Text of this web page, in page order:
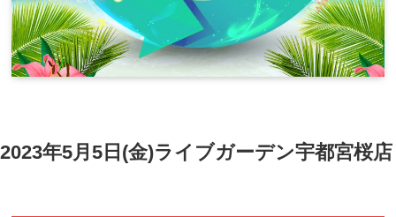
2023年5月5日(金)ライブガーデン宇都宮桜店